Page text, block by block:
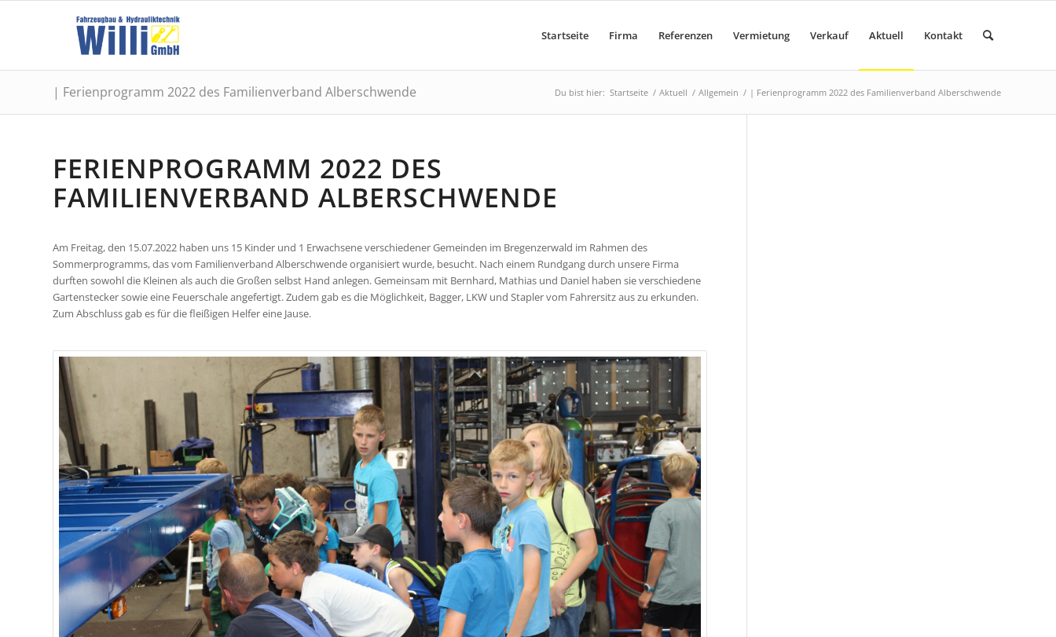
Startseite Firma Referenzen Vermietung Verkauf Aktuell Kontakt
| Ferienprogramm 2022 des Familienverband Alberschwende Du bist hier: Startseite / Aktuell / Allgemein / | Ferienprogramm 2022 des Familienverband Alberschwende
FERIENPROGRAMM 2022 DES
FAMILIENVERBAND ALBERSCHWENDE
Am Freitag, den 15.07.2022 haben uns 15 Kinder und 1 Erwachsene verschiedener Gemeinden im Bregenzerwald im Rahmen des
Sommerprogramms, das vom Familienverband Alberschwende organisiert wurde, besucht. Nach einem Rundgang durch unsere Firma
durften sowohl die Kleinen als auch die Großen selbst Hand anlegen. Gemeinsam mit Bernhard, Mathias und Daniel haben sie verschiedene
Gartenstecker sowie eine Feuerschale angefertigt. Zudem gab es die Möglichkeit, Bagger, LKW und Stapler vom Fahrersitz aus zu erkunden.
Zum Abschluss gab es für die fleißigen Helfer eine Jause.